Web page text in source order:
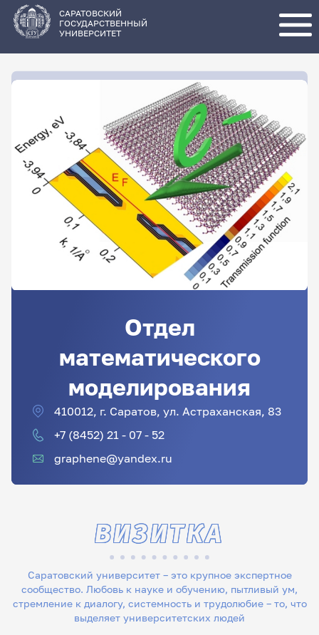
основному
содержанию
САРАТОВСКИЙ
ГОСУДАРСТВЕННЫЙ
УНИВЕРСИТЕТ
Отдел
математического
моделирования
410012, г. Саратов, ул. Астраханская, 83
+7 (8452) 21 - 07 - 52
graphene@yandex.ru
Саратовский университет – это крупное экспертное
сообщество. Любовь к науке и обучению, пытливый ум,
стремление к диалогу, системность и трудолюбие – то, что
выделяет университетских людей
ВИЗИТКА